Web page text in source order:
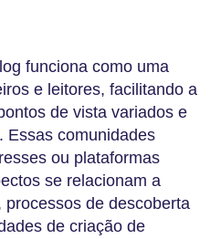
funciona como uma
e leitores, facilitando a
de vista variados e
Essas comunidades
ou plataformas
se relacionam a
de descoberta
de criação de